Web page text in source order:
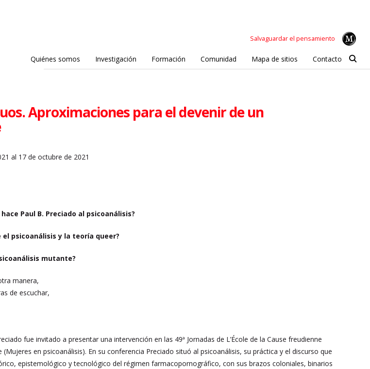
Salvaguardar el pensamiento
Quiénes somos Investigación Formación Comunidad Mapa de sitios Contacto
Aproximaciones para el devenir de un
al 17 de octubre de 2021
Paul B. Preciado al psicoanálisis?
psicoanálisis y la teoría queer?
mutante?
manera,
de escuchar,
fue invitado a presentar una intervención en las 49ª Jornadas de L’École de la Cause freudienne
en psicoanálisis). En su conferencia Preciado situó al psicoanálisis, su práctica y el discurso que
epistemológico y tecnológico del régimen farmacopornográfico, con sus brazos coloniales, binarios